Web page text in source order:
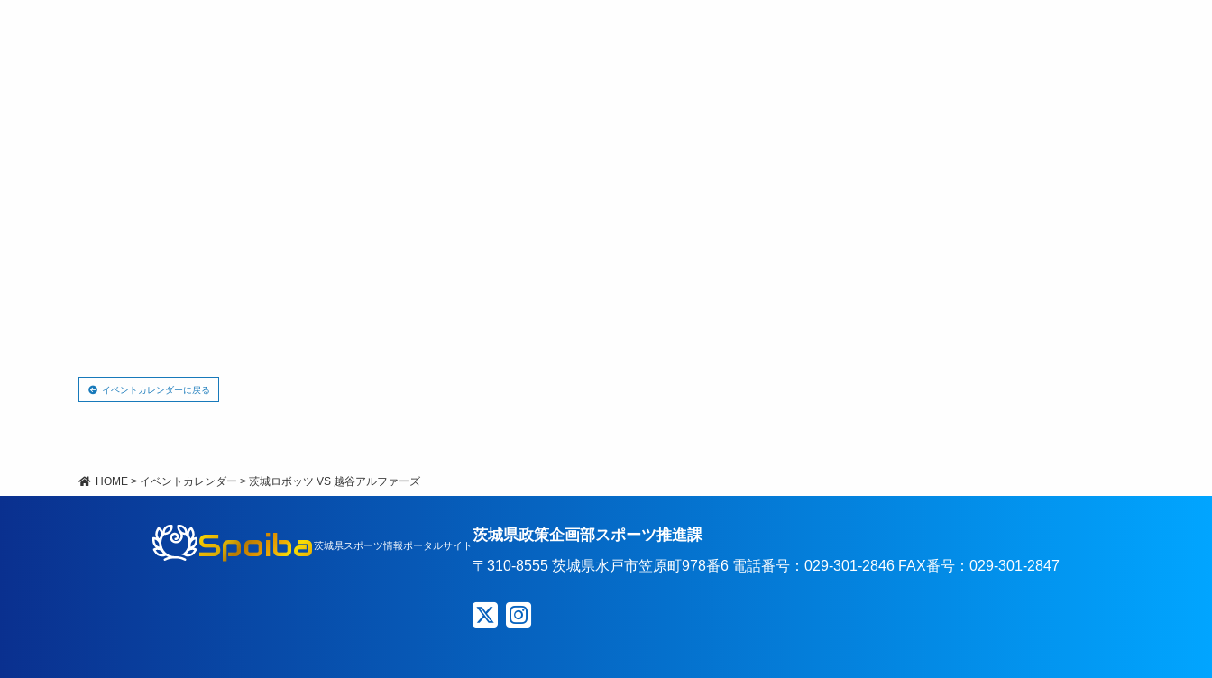
イベントカレンダーに戻る
HOME > イベントカレンダー > 茨城ロボッツ VS 越谷アルファーズ
Spoiba茨城県スポーツ情報ポータルサイト
茨城県政策企画部スポーツ推進課
〒310-8555 茨城県水戸市笠原町978番6 電話番号：029-301-2846 FAX番号：029-301-2847